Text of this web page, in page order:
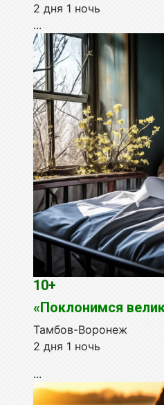
2 дня 1 ночь
...
10+
«Поклонимся
Тамбов-Воронеж
2 дня 1 ночь
...